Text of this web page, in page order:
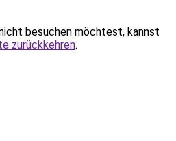
besuchen möchtest, kannst
zurückkehren.